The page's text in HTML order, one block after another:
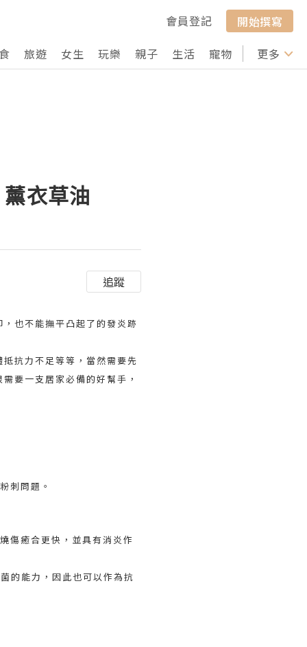
會員登記
開始撰寫
旅遊 女生 玩樂 親子 生活 寵物 行山 打卡
更多
衣草油
追蹤
也不能撫平凸起了的發炎跡
抗力不足等等，當然需要先
要一支居家必備的好幫手，
刺問題。
傷癒合更快，並具有消炎作
的能力，因此也可以作為抗